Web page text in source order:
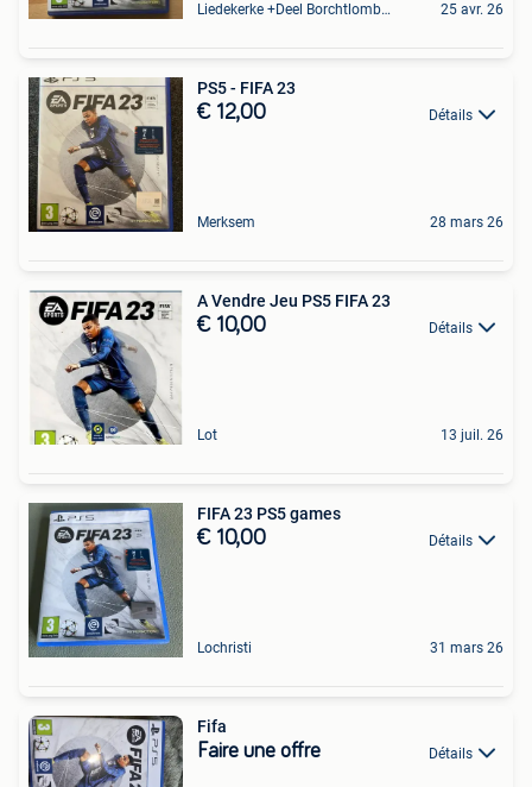
Liedekerke +Deel Borchtlombeek 25 avr. 26
PS5 - FIFA 23
€ 12,00 Détails
Merksem 28 mars 26
A Vendre Jeu PS5 FIFA 23
€ 10,00 Détails
Lot 13 juil. 26
FIFA 23 PS5 games
€ 10,00 Détails
Lochristi 31 mars 26
Fifa
Faire une offre Détails